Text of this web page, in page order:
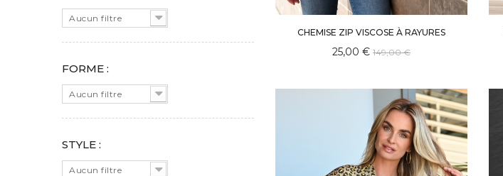
Aucun filtre
FORME :
Aucun filtre
STYLE :
Aucun filtre
CHEMISE ZIP VISCOSE À RAYURES
25,00 € 149,00 €